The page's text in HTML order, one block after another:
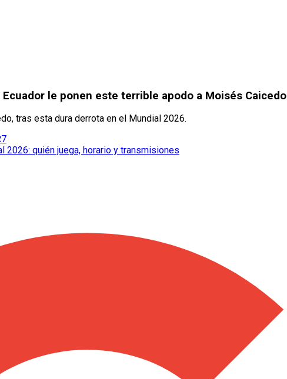
le ponen este terrible apodo a Moisés Caicedo
tras esta dura derrota en el Mundial 2026.
2026: quién juega, horario y transmisiones